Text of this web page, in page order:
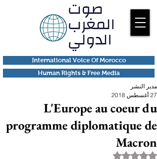
Human Rights & Free Media
International Voice Of Morocco
L'Europe au coeur du
programme diplomatique de
Macron
مدير النشر
27 أغسطس 2018
تم التقييم بـ ليس رقمًا من أصل 5 نجوم.